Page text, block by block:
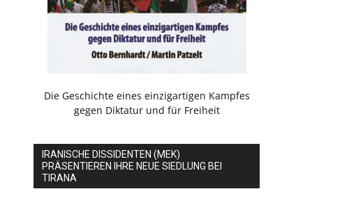
Die Geschichte eines einzigartigen Kampfes
gegen Diktatur und für Freiheit
IRANISCHE DISSIDENTEN (MEK)
PRÄSENTIEREN IHRE NEUE SIEDLUNG BEI
TIRANA